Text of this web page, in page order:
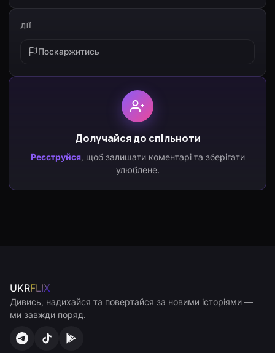
ДІЇ
Поскаржитись
Долучайся до спільноти
Реєструйся, щоб залишати коментарі та зберігати
улюблене.
UKRFLIX
Дивись, надихайся та повертайся за новими історіями —
ми завжди поряд.